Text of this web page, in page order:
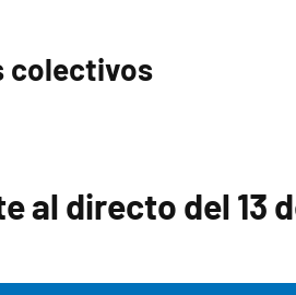
colectivos
al directo del 13